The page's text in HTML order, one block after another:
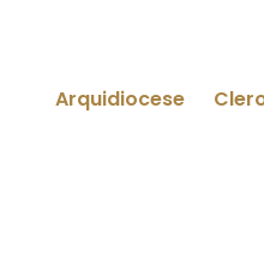
Arquidiocese